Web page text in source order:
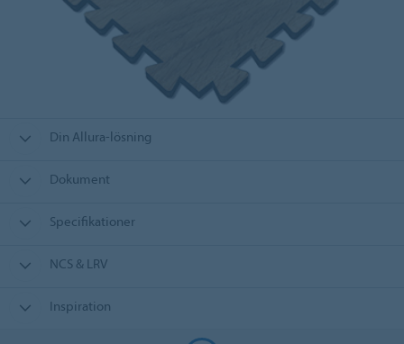
Din Allura-lösning
Dokument
Specifikationer
NCS & LRV
Inspiration